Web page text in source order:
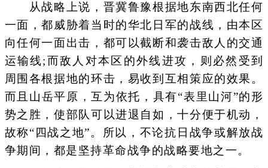
从战略上说，晋冀鲁豫根据地东南西北任何
一面，都威胁着当时的华北日军的战线，由本区
向任何一面出击，都可以截断和袭击敌人的交通
运输线;而敌人对本区的外线进攻，则必然受到
周围各根据地的环击，易收到互相策应的效果。
而且山岳平原，互为依托，具有“表里山河”的形
势之胜，使部队可以进退自如，十分便于机动，
故称“四战之地”。所以，不论抗日战争或解放战
争期间，都是坚持革命战争的战略要地之一。